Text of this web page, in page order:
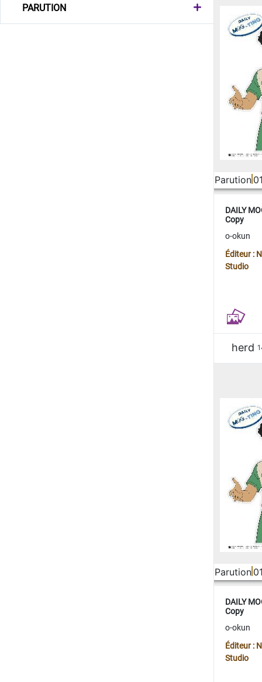
PARUTION
Parution
DAILY
Copy
o-okun
Éditeur :
Studio
herd
Parution
DAILY
Copy
o-okun
Éditeur :
Studio